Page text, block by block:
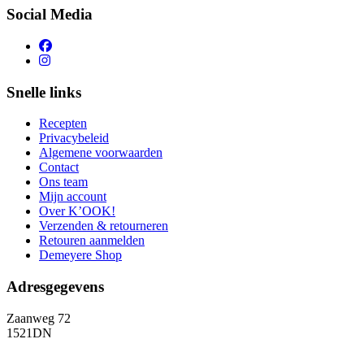
Social Media
Snelle links
Recepten
Privacybeleid
Algemene voorwaarden
Contact
Ons team
Mijn account
Over K’OOK!
Verzenden & retourneren
Retouren aanmelden
Demeyere Shop
Adresgegevens
Zaanweg 72
1521DN